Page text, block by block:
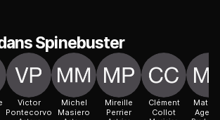
Spinebuster
Victor
Pontecorvo
Michel
Masiero
Mireille
Perrier
Clément
Collot